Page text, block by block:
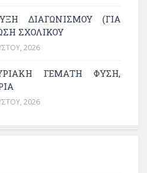
ΔΙΑΓΩΝΙΣΜΟΥ (ΓΙΑ
ΣΧΟΛΙΚΟΎ
2026
ΓΕΜΆΤΗ ΦΎΣΗ,
2026